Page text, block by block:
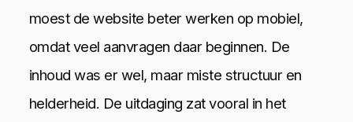
moest de website beter werken op mobiel,
omdat veel aanvragen daar beginnen. De
inhoud was er wel, maar miste structuur en
helderheid. De uitdaging zat vooral in het